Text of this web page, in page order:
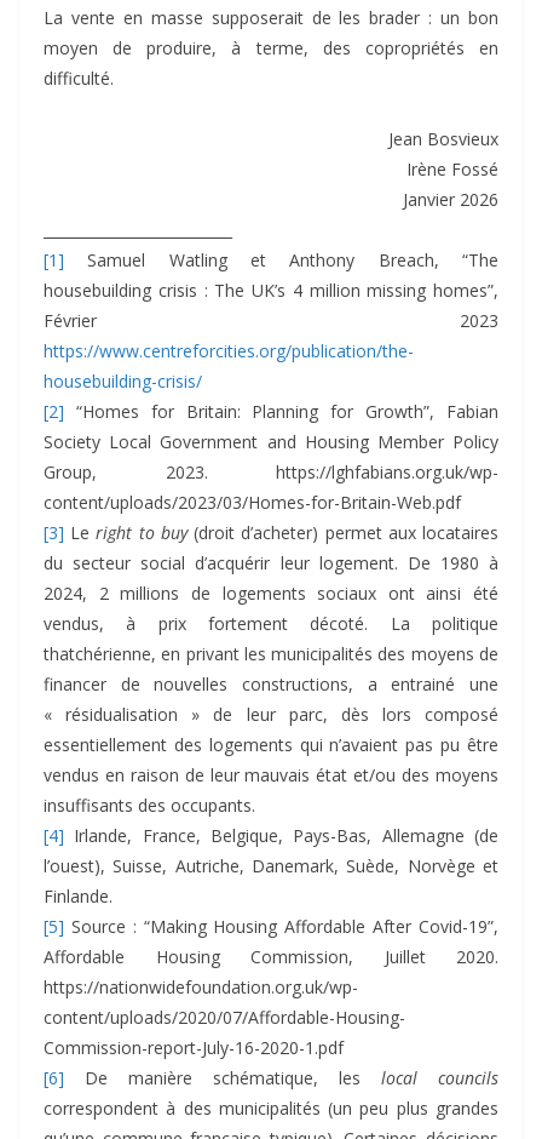
La vente en masse supposerait de les brader : un bon
moyen de produire, à terme, des copropriétés en
difficulté.
Jean Bosvieux
Irène Fossé
Janvier 2026
[1] Samuel Watling et Anthony Breach, “The
housebuilding crisis : The UK’s 4 million missing homes”,
Février 2023
https://www.centreforcities.org/publication/the-
housebuilding-crisis/
[2] “Homes for Britain: Planning for Growth”, Fabian
Society Local Government and Housing Member Policy
Group, 2023. https://lghfabians.org.uk/wp-
content/uploads/2023/03/Homes-for-Britain-Web.pdf
[3] Leright to buy(droit d’acheter) permet aux locataires
du secteur social d’acquérir leur logement. De 1980 à
2024, 2 millions de logements sociaux ont ainsi été
vendus, à prix fortement décoté. La politique
thatchérienne, en privant les municipalités des moyens de
financer de nouvelles constructions, a entrainé une
« résidualisation » de leur parc, dès lors composé
essentiellement des logements qui n’avaient pas pu être
vendus en raison de leur mauvais état et/ou des moyens
insuffisants des occupants.
[4] Irlande, France, Belgique, Pays-Bas, Allemagne (de
l’ouest), Suisse, Autriche, Danemark, Suède, Norvège et
Finlande.
[5] Source : “Making Housing Affordable After Covid-19”,
Affordable Housing Commission, Juillet 2020.
https://nationwidefoundation.org.uk/wp-
content/uploads/2020/07/Affordable-Housing-
Commission-report-July-16-2020-1.pdf
[6] De manière schématique, les local councils
correspondent à des municipalités (un peu plus grandes